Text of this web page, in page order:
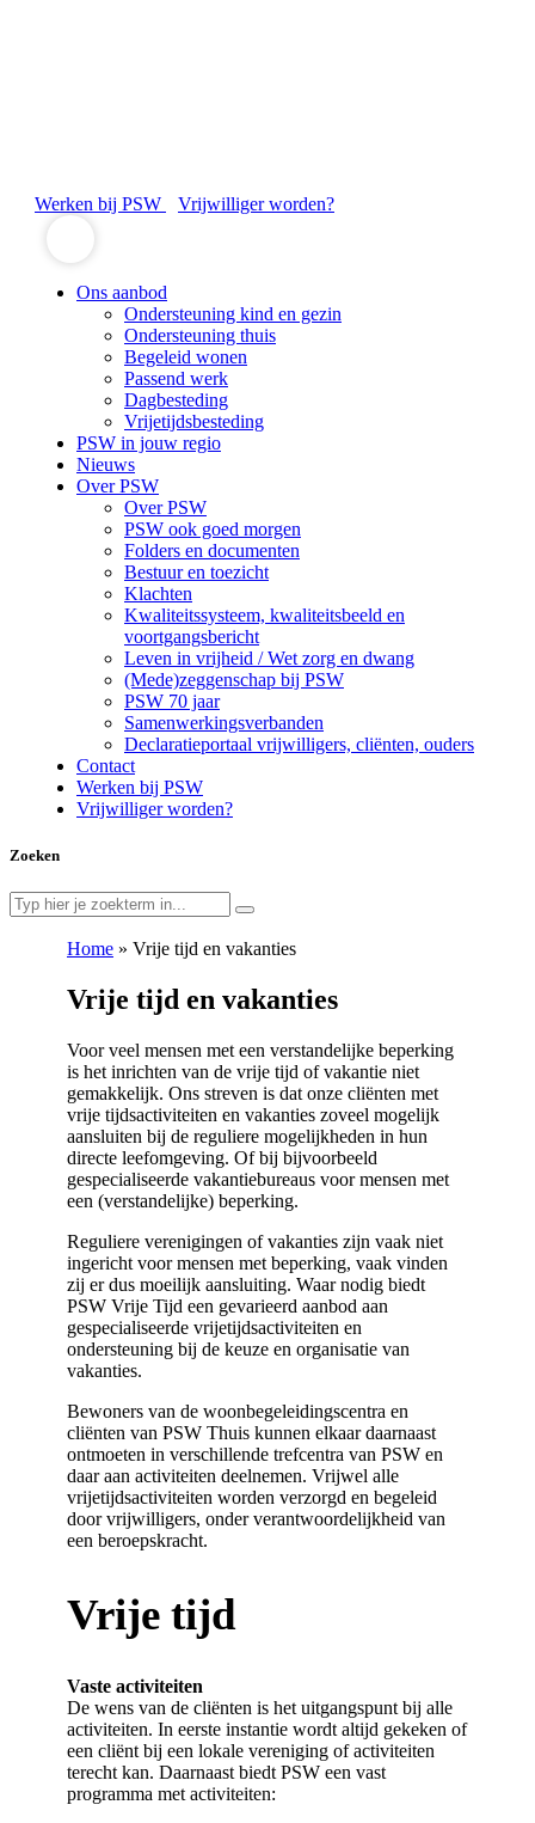
Werken bij PSW Vrijwilliger worden?
Ons aanbod
Ondersteuning kind en gezin
Ondersteuning thuis
Begeleid wonen
Passend werk
Dagbesteding
Vrijetijdsbesteding
PSW in jouw regio
Nieuws
Over PSW
Over PSW
PSW ook goed morgen
Folders en documenten
Bestuur en toezicht
Klachten
Kwaliteitssysteem, kwaliteitsbeeld en
voortgangsbericht
Leven in vrijheid / Wet zorg en dwang
(Mede)zeggenschap bij PSW
PSW 70 jaar
Samenwerkingsverbanden
Declaratieportaal vrijwilligers, cliënten, ouders
Contact
Werken bij PSW
Vrijwilliger worden?
Zoeken
Home » Vrije tijd en vakanties
Vrije tijd en vakanties
Voor veel mensen met een verstandelijke beperking
is het inrichten van de vrije tijd of vakantie niet
gemakkelijk. Ons streven is dat onze cliënten met
vrije tijdsactiviteiten en vakanties zoveel mogelijk
aansluiten bij de reguliere mogelijkheden in hun
directe leefomgeving. Of bij bijvoorbeeld
gespecialiseerde vakantiebureaus voor mensen met
een (verstandelijke) beperking.
Reguliere verenigingen of vakanties zijn vaak niet
ingericht voor mensen met beperking, vaak vinden
zij er dus moeilijk aansluiting. Waar nodig biedt
PSW Vrije Tijd een gevarieerd aanbod aan
gespecialiseerde vrijetijdsactiviteiten en
ondersteuning bij de keuze en organisatie van
vakanties.
Bewoners van de woonbegeleidingscentra en
cliënten van PSW Thuis kunnen elkaar daarnaast
ontmoeten in verschillende trefcentra van PSW en
daar aan activiteiten deelnemen. Vrijwel alle
vrijetijdsactiviteiten worden verzorgd en begeleid
door vrijwilligers, onder verantwoordelijkheid van
een beroepskracht.
Vrije tijd
Vaste activiteiten
De wens van de cliënten is het uitgangspunt bij alle
activiteiten. In eerste instantie wordt altijd gekeken of
een cliënt bij een lokale vereniging of activiteiten
terecht kan. Daarnaast biedt PSW een vast
programma met activiteiten: